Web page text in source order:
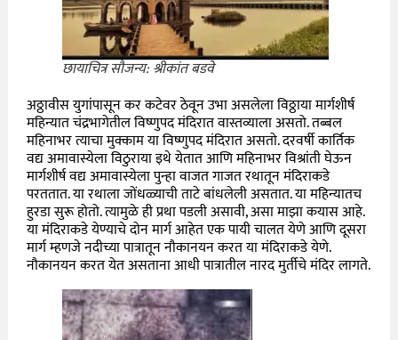
छायाचित्र सौजन्य: श्रीकांत बडवे
अठ्ठावीस युगांपासून कर कटेवर ठेवून उभा असलेला विठ्ठाया मार्गशीर्ष
महिन्यात चंद्रभागेतील विष्णुपद मंदिरात वास्तव्याला असतो. तब्बल
महिनाभर त्याचा मुक्काम या विष्णुपद मंदिरात असतो. दरवर्षी कार्तिक
वद्य अमावास्येला विठुराया इथे येतात आणि महिनाभर विश्रांती घेऊन
मार्गशीर्ष वद्य अमावास्येला पुन्हा वाजत गाजत रथातून मंदिराकडे
परततात. या रथाला जोंधळ्याची ताटे बांधलेली असतात. या महिन्यातच
हुरडा सुरू होतो. त्यामुळे ही प्रथा पडली असावी, असा माझा कयास आहे.
या मंदिराकडे येण्याचे दोन मार्ग आहेत एक पायी चालत येणे आणि दूसरा
मार्ग म्हणजे नदीच्या पात्रातून नौकानयन करत या मंदिराकडे येणे.
नौकानयन करत येत असताना आधी पात्रातील नारद मुर्तीचे मंदिर लागते.